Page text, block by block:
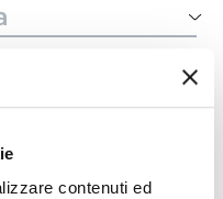
contenuti ed